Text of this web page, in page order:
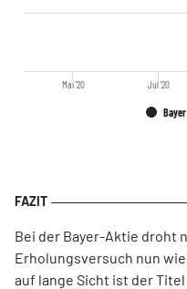
Bayer
Mai '20 Jul '20
Bei der Bayer-Aktie droht
Erholungsversuch nun
auf lange Sicht ist der